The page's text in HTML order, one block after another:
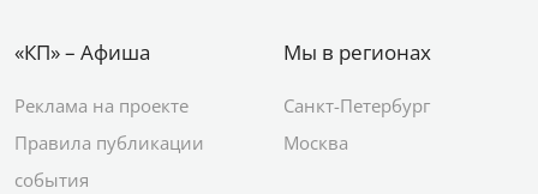
«КП» – Афиша
Реклама на проекте
Правила публикации
события
Мы в регионах
Санкт-Петербург
Москва